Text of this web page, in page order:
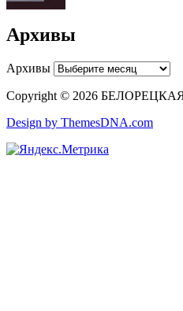
Архивы
Архивы
Copyright © 2026
Design by ThemesDNA.com